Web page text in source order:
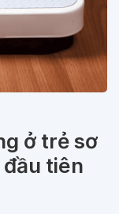
ở trẻ sơ
tiên